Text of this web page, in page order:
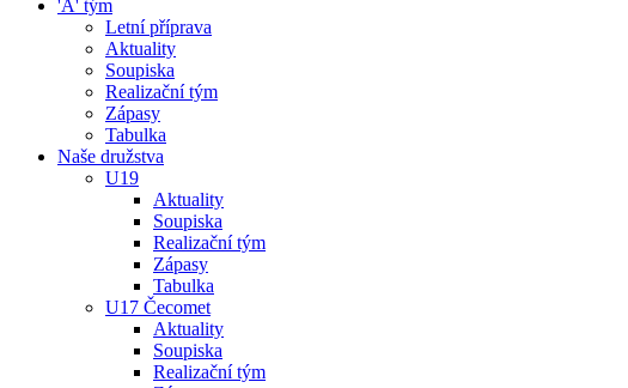
'A' tým
Letní příprava
Aktuality
Soupiska
Realizační tým
Zápasy
Tabulka
Naše družstva
U19
Aktuality
Soupiska
Realizační tým
Zápasy
Tabulka
U17 Čecomet
Aktuality
Soupiska
Realizační tým